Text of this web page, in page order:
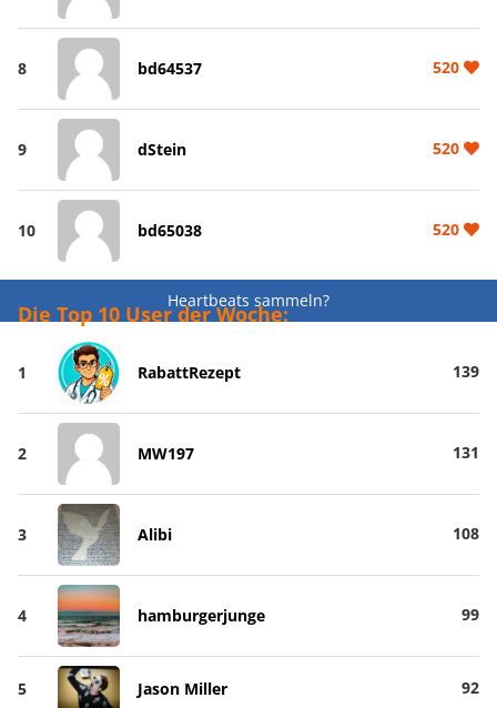
8 bd64537 520
9 dStein 520
10 bd65038 520
Heartbeats sammeln?
Die Top 10 User der Woche:
1 RabattRezept 139
2 MW197 131
3 Alibi 108
4 hamburgerjunge 99
5 Jason Miller 92